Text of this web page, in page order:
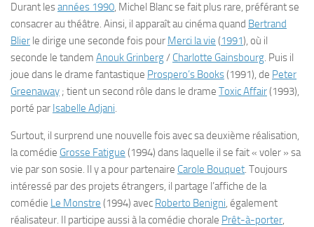
Durant lesannées 1990, Michel Blanc se fait plus rare, préférant se
consacrer au théâtre. Ainsi, il apparaît au cinéma quand Bertrand
Blier le dirige une seconde fois pour Merci la vie (1991), où il
seconde le tandem Anouk Grinberg/ Charlotte Gainsbourg. Puis il
joue dans le drame fantastique Prospero’s Books(1991), de Peter
Greenaway ; tient un second rôle dans le drame Toxic Affair(1993),
porté par Isabelle Adjani.
Surtout, il surprend une nouvelle fois avec sa deuxième réalisation,
la comédie Grosse Fatigue (1994) dans laquelle il se fait « voler » sa
vie par son sosie. Il y a pour partenaire Carole Bouquet. Toujours
intéressé par des projets étrangers, il partage l’affiche de la
comédie Le Monstre (1994) avec Roberto Benigni, également
réalisateur. Il participe aussi à la comédie chorale Prêt-à-porter,